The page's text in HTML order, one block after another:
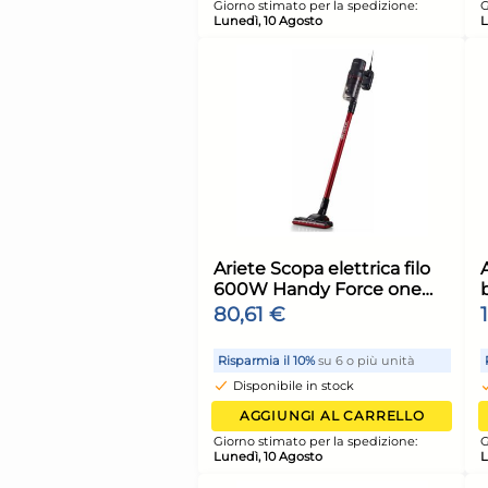
Bundle Scopa
Morbida Nylon
75,94 €